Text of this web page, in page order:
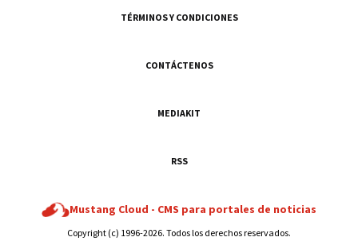
TÉRMINOS Y CONDICIONES
CONTÁCTENOS
MEDIAKIT
RSS
Mustang Cloud - CMS para portales de noticias
Copyright (c) 1996-2026. Todos los derechos reservados.